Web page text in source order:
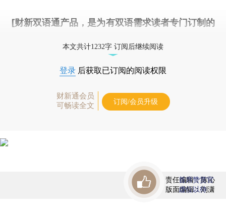
[财新双语通产品，是为有双语需求读者专门订制的
本文共计1232字 订阅后继续阅读
登录 后获取已订阅的阅读权限
财新通会员
可畅读全文
订阅/会员升级
责任编辑：陈沁
版面编辑：刘潇
首席赞赏官
虚位以待